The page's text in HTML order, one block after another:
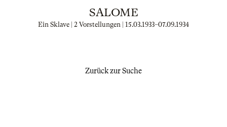
SALOME
Ein Sklave | 2 Vorstellungen | 15.03.1933–07.09.1934
Zurück zur Suche